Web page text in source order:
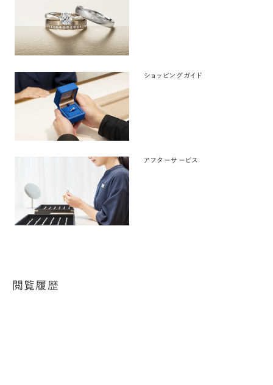
ショッピングガイド
アフターサービス
閲覧履歴